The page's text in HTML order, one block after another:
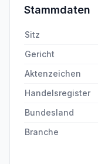
Stammdaten
Sitz
Gericht
Aktenzeichen
Handelsregister
Bundesland
Branche